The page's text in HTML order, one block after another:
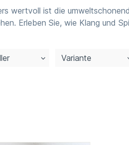
wertvoll ist die
Erleben Sie, wie Klang und
Variante